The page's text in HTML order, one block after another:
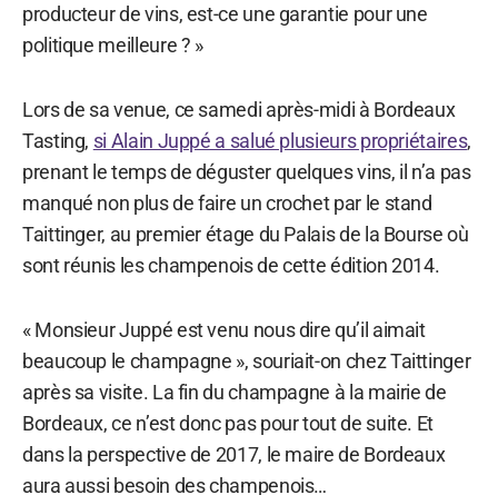
producteur de vins, est-ce une garantie pour une
politique meilleure ? »
Lors de sa venue, ce samedi après-midi à Bordeaux
Tasting, si Alain Juppé a salué plusieurs propriétaires,
prenant le temps de déguster quelques vins, il n’a pas
manqué non plus de faire un crochet par le stand
Taittinger, au premier étage du Palais de la Bourse où
sont réunis les champenois de cette édition 2014.
« Monsieur Juppé est venu nous dire qu’il aimait
beaucoup le champagne », souriait-on chez Taittinger
après sa visite. La fin du champagne à la mairie de
Bordeaux, ce n’est donc pas pour tout de suite. Et
dans la perspective de 2017, le maire de Bordeaux
aura aussi besoin des champenois…